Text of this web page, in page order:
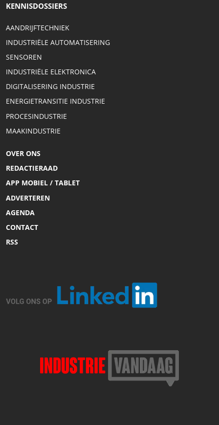
KENNISDOSSIERS
AANDRIJFTECHNIEK
INDUSTRIËLE AUTOMATISERING
SENSOREN
INDUSTRIËLE ELEKTRONICA
DIGITALISERING INDUSTRIE
ENERGIETRANSITIE INDUSTRIE
PROCESINDUSTRIE
MAAKINDUSTRIE
OVER ONS
REDACTIERAAD
APP MOBIEL / TABLET
ADVERTEREN
AGENDA
CONTACT
RSS